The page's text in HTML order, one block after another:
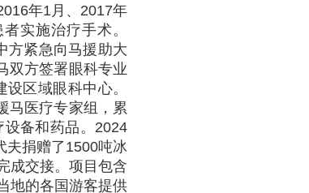
年1月、2017年
实施治疗手术。
方紧急向马援助大
双方签署眼科专业
区域眼科中心。
马医疗专家组，累
备和药品。2024
夫捐赠了1500吨冰
成交接。项目包含
地的各国游客提供